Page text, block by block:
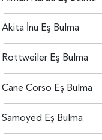
Akita İ̇nu Eş Bulma
Rottweiler Eş Bulma
Cane Corso Eş Bulma
Samoyed Eş Bulma